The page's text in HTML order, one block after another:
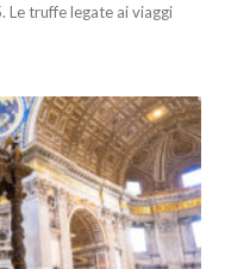
truffe legate ai viaggi